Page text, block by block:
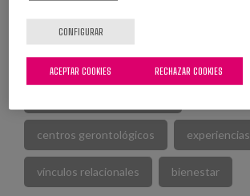
Centros de día Personas cuidadoras
centros gerontológicos experiencias
vínculos relacionales bienestar
CONFIGURAR
RECHAZAR COOKIES
ACEPTAR COOKIES